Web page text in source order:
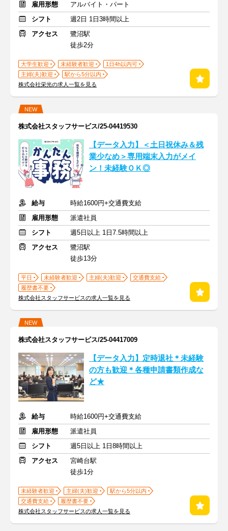
雇用形態
アルバイト・パート
シフト
週2日 1日3時間以上
アクセス
鷺沼駅
徒歩2分
大学生歓迎 未経験者歓迎
1日4h以内可
主婦(夫)歓迎
駅から5分以内
株式会社栄光の求人一覧を見る
NEW
株式会社スタッフサービス/25-04419530
【データ入力】＜土日祝休み＆残
業少なめ＞専用端末入力がメイ
ン！未経験ＯＫ◎
給与
時給1600円+交通費支給
雇用形態
派遣社員
シフト
週5日以上 1日7.5時間以上
アクセス
鷺沼駅
徒歩13分
平日 未経験者歓迎 主婦(夫)歓迎
交通費支給
履歴書不要
株式会社スタッフサービスの求人一覧を見る
NEW
株式会社スタッフサービス/25-04417009
【データ入力】定時退社＊未経験
の方も歓迎＊各種申請書類作成な
ど★
給与
時給1600円+交通費支給
雇用形態
派遣社員
シフト
週5日以上 1日8時間以上
アクセス
宮崎台駅
徒歩1分
未経験者歓迎 主婦(夫)歓迎
駅から5分以内
交通費支給
履歴書不要
株式会社スタッフサービスの求人一覧を見る